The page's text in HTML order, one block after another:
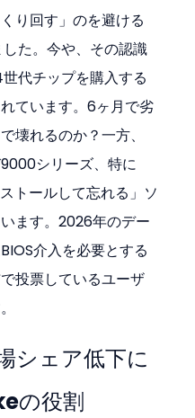
り回す」のを避ける
た。今や、その認識
代チップを購入する
ています。6ヶ月で劣
壊れるのか？一方、
シリーズ、特に
トールして忘れる」ソ
ます。2026年のデー
介入を必要とする
投票しているユーザ
シェア低下に
の役割